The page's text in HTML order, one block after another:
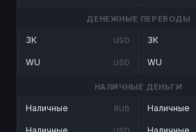
ДЕНЕЖНЫЕ ПЕРЕВОДЫ
ЗК USD
WU USD
ЗК
WU
НАЛИЧНЫЕ ДЕНЬГИ
Наличные RUB Наличные